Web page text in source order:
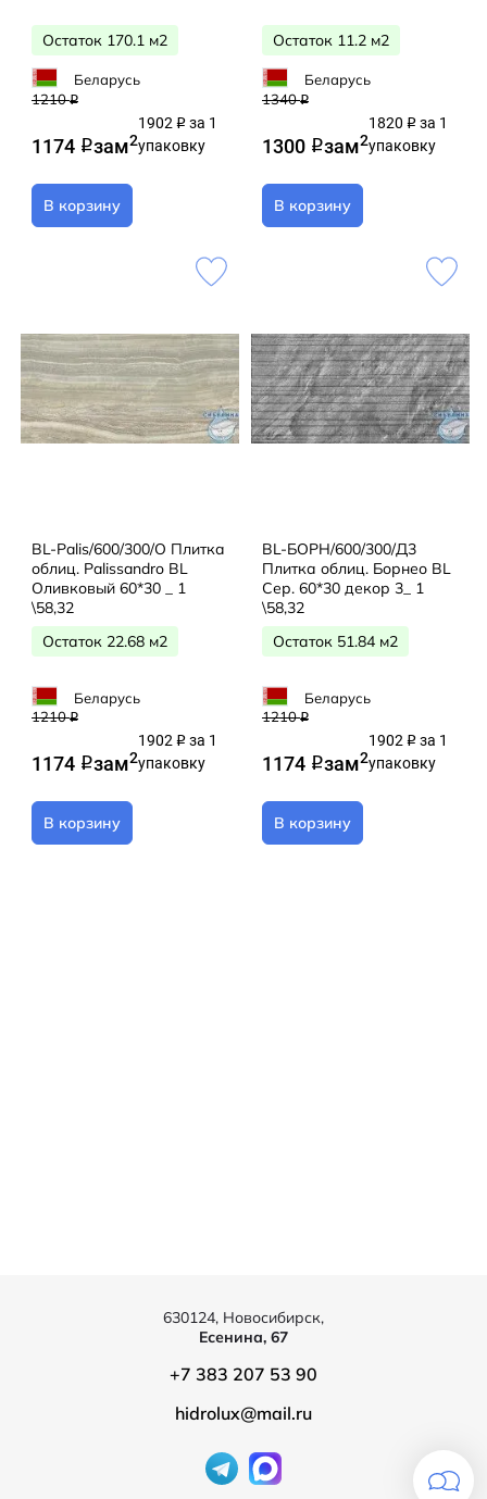
Остаток 170.1 м2
Беларусь
1210q
1174 qзам2
1902 q за 1
упаковку
В корзину
Остаток 11.2 м2
Беларусь
1340q
1300 qзам2
1820 q за 1
упаковку
В корзину
BL-Palis/600/300/О Плитка
облиц. Palissandro BL
Оливковый 60*30 _ 1
\58,32
Остаток 22.68 м2
Беларусь
1210q
1174 qзам2
1902 q за 1
упаковку
В корзину
BL-БОРН/600/300/Д3
Плитка облиц. Борнео BL
Сер. 60*30 декор 3_ 1
\58,32
Остаток 51.84 м2
Беларусь
1210q
1174 qзам2
1902 q за 1
упаковку
В корзину
630124, Новосибирск,
Есенина, 67
+7 383 207 53 90
hidrolux@mail.ru